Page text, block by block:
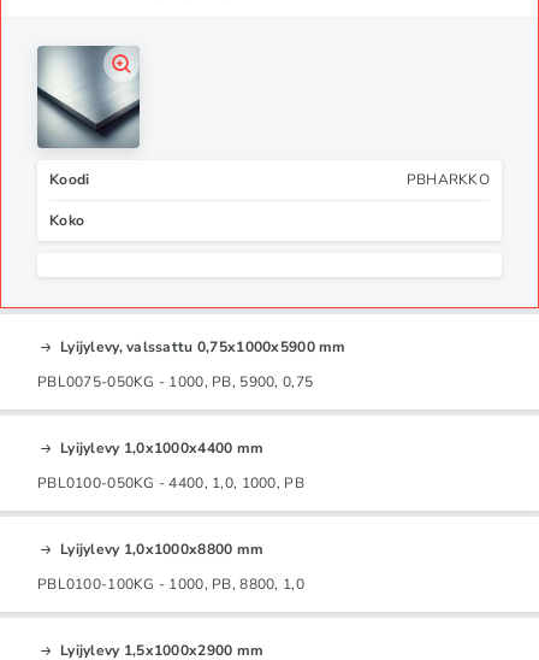
Koodi PBHARKKO
Koko
Lyijylevy, valssattu 0,75x1000x5900 mm
PBL0075-050KG - 1000, PB, 5900, 0,75
Lyijylevy 1,0x1000x4400 mm
PBL0100-050KG - 4400, 1,0, 1000, PB
Lyijylevy 1,0x1000x8800 mm
PBL0100-100KG - 1000, PB, 8800, 1,0
Lyijylevy 1,5x1000x2900 mm